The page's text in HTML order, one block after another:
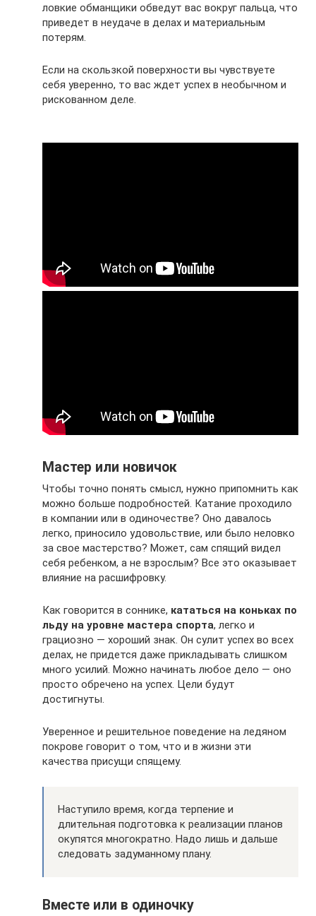
ловкие обманщики обведут вас вокруг пальца, что
приведет в неудаче в делах и материальным
потерям.
Если на скользкой поверхности вы чувствуете
себя уверенно, то вас ждет успех в необычном и
рискованном деле.
Мастер или новичок
Чтобы точно понять смысл, нужно припомнить как
можно больше подробностей. Катание проходило
в компании или в одиночестве? Оно давалось
легко, приносило удовольствие, или было неловко
за свое мастерство? Может, сам спящий видел
себя ребенком, а не взрослым? Все это оказывает
влияние на расшифровку.
Как говорится в соннике, кататься на коньках по
льду на уровне мастера спорта, легко и
грациозно — хороший знак. Он сулит успех во всех
делах, не придется даже прикладывать слишком
много усилий. Можно начинать любое дело — оно
просто обречено на успех. Цели будут
достигнуты.
Уверенное и решительное поведение на ледяном
покрове говорит о том, что и в жизни эти
качества присущи спящему.
Наступило время, когда терпение и
длительная подготовка к реализации планов
окупятся многократно. Надо лишь и дальше
следовать задуманному плану.
Вместе или в одиночку